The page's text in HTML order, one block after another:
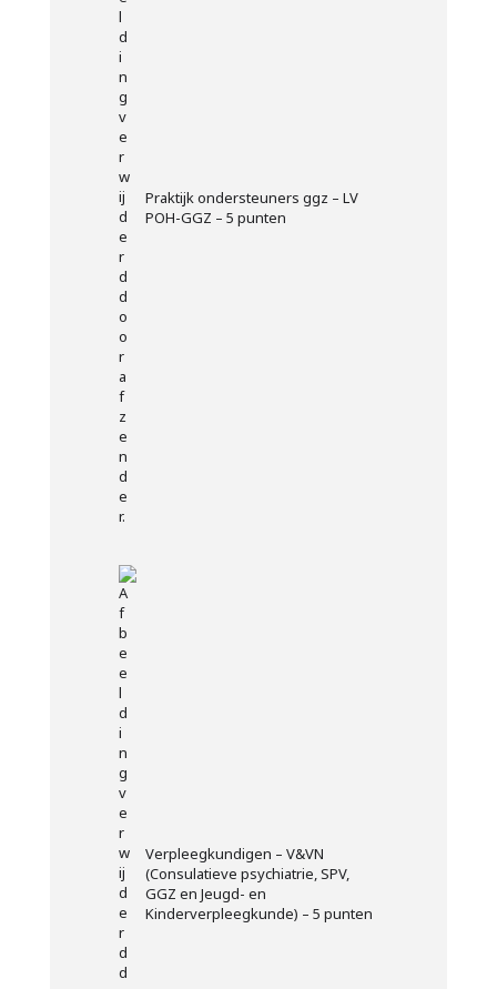
Praktijk ondersteuners ggz – LV
POH-GGZ – 5 punten
Verpleegkundigen – V&VN
(Consulatieve psychiatrie, SPV,
GGZ en Jeugd- en
Kinderverpleegkunde) – 5 punten